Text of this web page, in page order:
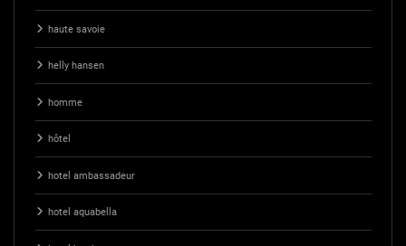
haute savoie
helly hansen
homme
hôtel
hotel ambassadeur
hotel aquabella